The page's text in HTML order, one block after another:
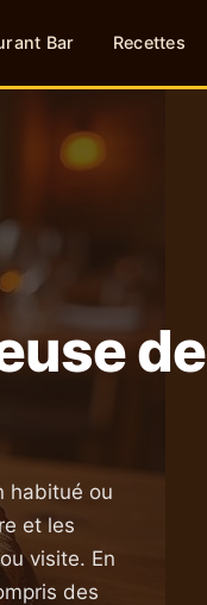
Bar Recettes
de
habitué ou
et les
visite. En
des